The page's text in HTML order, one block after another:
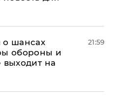
о шансах
обороны и
на
21:59